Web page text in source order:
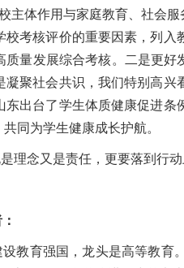
主体作用与家庭教育、社会
校考核评价的重要因素，列
质量发展综合考核。二是更
凝聚社会共识，我们特别高
东出台了学生体质健康促进
同为学生健康成长护航。
理念又是责任，更要落到行
教育强国，龙头是高等教育